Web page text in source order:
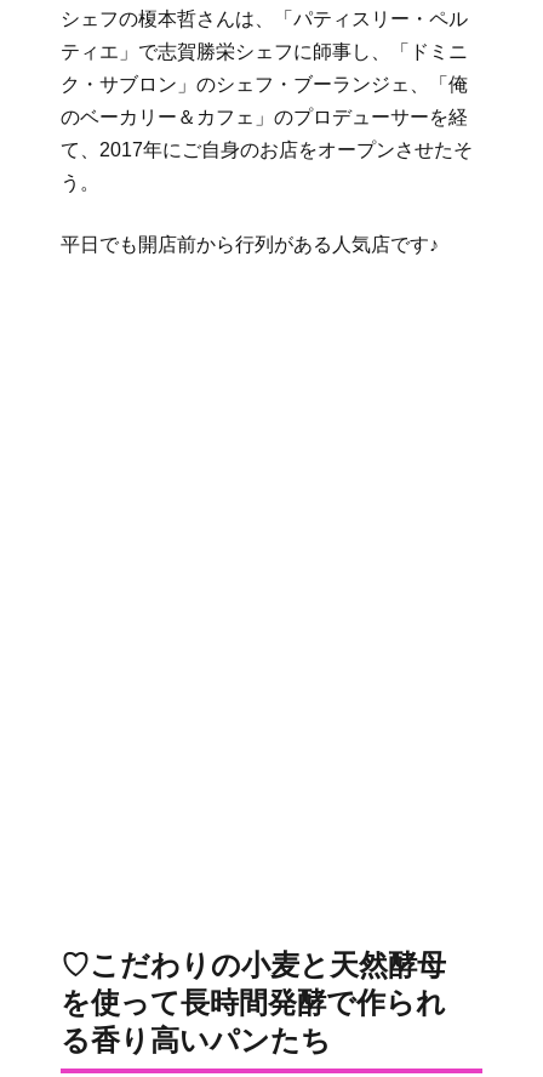
シェフの榎本哲さんは、「パティスリー・ペル
ティエ」で志賀勝栄シェフに師事し、「ドミニ
ク・サブロン」のシェフ・ブーランジェ、「俺
のベーカリー＆カフェ」のプロデューサーを経
て、2017年にご自身のお店をオープンさせたそ
う。
平日でも開店前から行列がある人気店です♪
♡こだわりの小麦と天然酵母
を使って長時間発酵で作られ
る香り高いパンたち